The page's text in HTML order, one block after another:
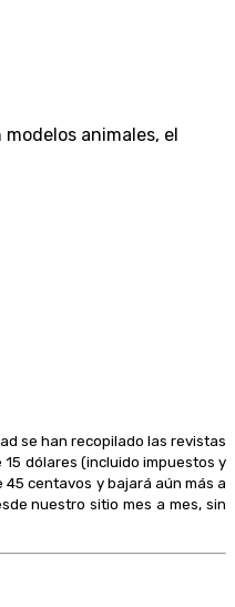
animales, el
se han recopilado las revistas
dólares (incluido impuestos y
centavos y bajará aún más a
nuestro sitio mes a mes, sin